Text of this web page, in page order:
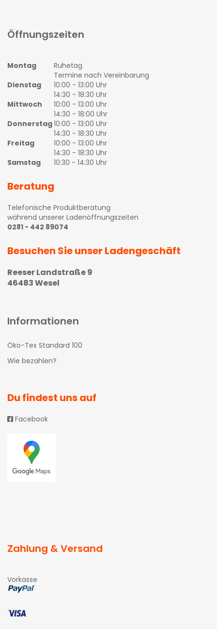
Öffnungszeiten
Montag
Ruhetag
Termine nach Vereinbarung
Dienstag
10:00 - 13:00 Uhr
14:30 - 18:30 Uhr
Mittwoch
10:00 - 13:00 Uhr
14:30 - 18:00 Uhr
Donnerstag10:00 - 13:00 Uhr
14:30 - 18:30 Uhr
Freitag
10:00 - 13:00 Uhr
14:30 - 18:30 Uhr
Samstag
10:30 - 14:30 Uhr
Beratung
Telefonische Produktberatung
während unserer Ladenöffnungszeiten
0281 - 442 89074
Besuchen Sie unser Ladengeschäft
Reeser Landstraße 9
46483 Wesel
Informationen
Öko-Tex Standard 100
Wie bezahlen?
Du findest uns auf
Facebook
Zahlung & Versand
Vorkasse